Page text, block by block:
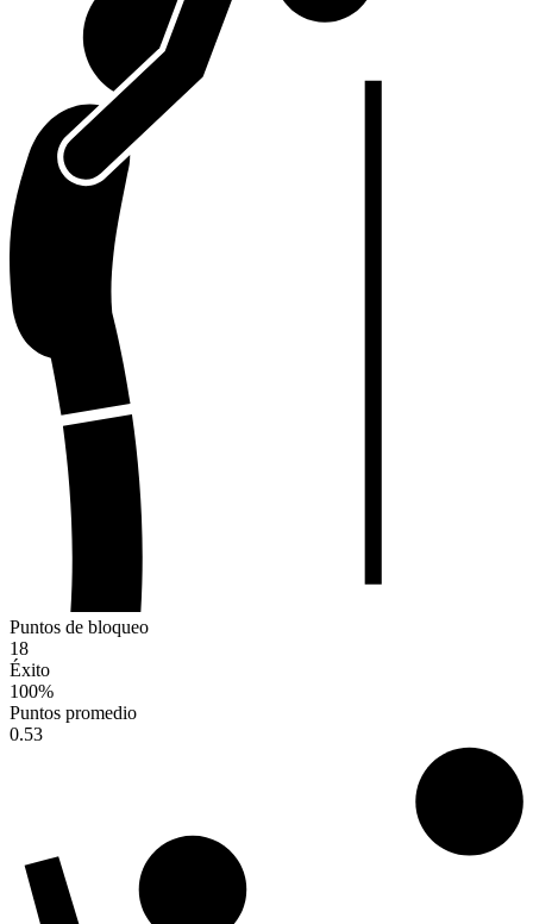
Puntos de bloqueo
18
Éxito
100%
Puntos promedio
0.53